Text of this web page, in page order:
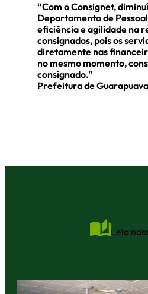
“Com o Consignet,
Departamento de
eficiência e agilidade na
consignados, pois os
diretamente nas
no mesmo momento,
consignado.”
Prefeitura de Guarapuava
Leia